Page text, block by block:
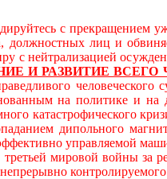
с прекращением
должностных лиц и
с нейтрализацией
И РАЗВИТИЕ ВСЕГО
на политике и на
катастрофического
дипольного
управляемой
мировой войны
контролируемого